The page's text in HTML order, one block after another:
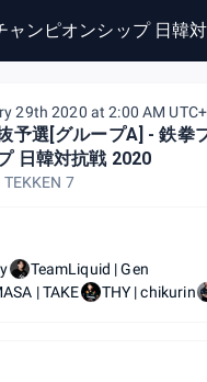
ャンピオンシップ 日韓
29th 2020 at 2:00 AM
予選[グループA] - 鉄拳
日韓対抗戦 2020
TEKKEN 7
TeamLiquid | Gen
| TAKE
THY | chikurin